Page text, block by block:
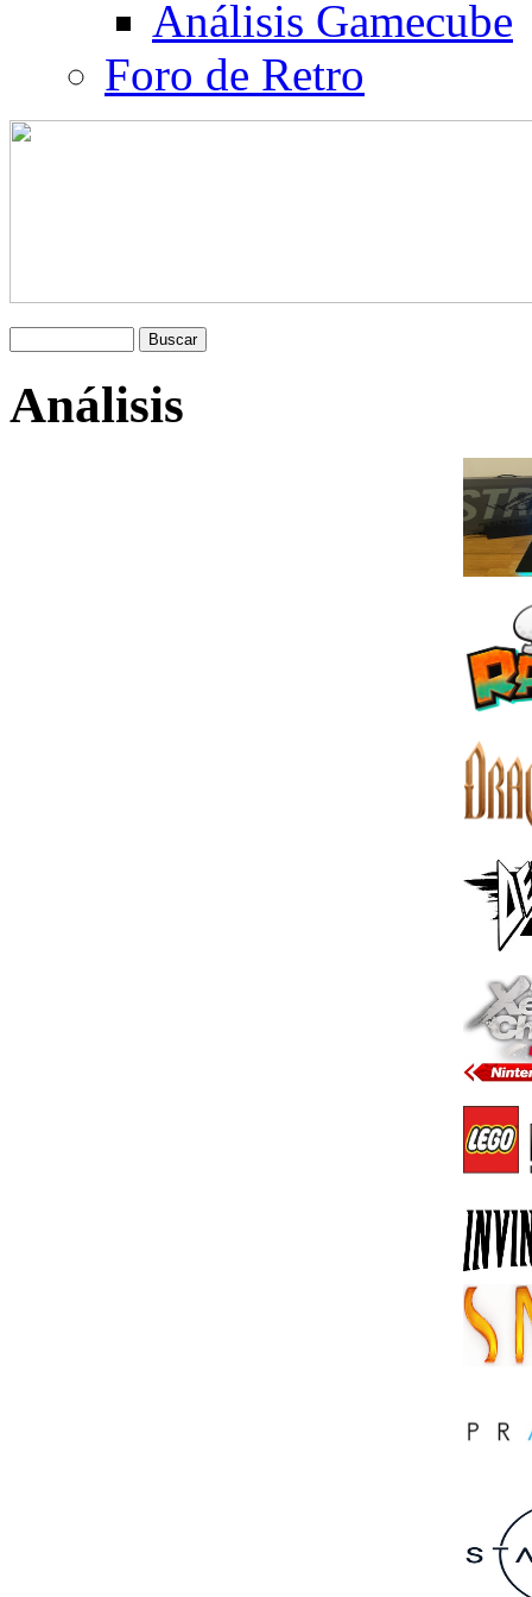
Análisis Gamecube
Foro de Retro
Análisis